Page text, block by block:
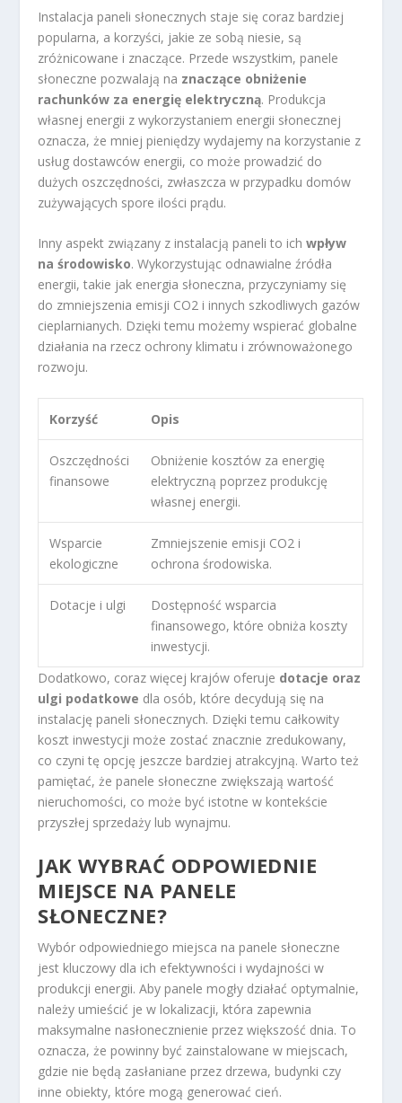
Instalacja paneli słonecznych staje się coraz bardziej
popularna, a korzyści, jakie ze sobą niesie, są
zróżnicowane i znaczące. Przede wszystkim, panele
słoneczne pozwalają na znaczące obniżenie
rachunków za energię elektryczną. Produkcja
własnej energii z wykorzystaniem energii słonecznej
oznacza, że mniej pieniędzy wydajemy na korzystanie z
usług dostawców energii, co może prowadzić do
dużych oszczędności, zwłaszcza w przypadku domów
zużywających spore ilości prądu.
Inny aspekt związany z instalacją paneli to ichwpływ
na środowisko. Wykorzystując odnawialne źródła
energii, takie jak energia słoneczna, przyczyniamy się
do zmniejszenia emisji CO2 i innych szkodliwych gazów
cieplarnianych. Dzięki temu możemy wspierać globalne
działania na rzecz ochrony klimatu i zrównoważonego
rozwoju.
Korzyść Opis
Oszczędności
finansowe
Obniżenie kosztów za energię
elektryczną poprzez produkcję
własnej energii.
Wsparcie
ekologiczne
Zmniejszenie emisji CO2 i
ochrona środowiska.
Dotacje i ulgi
Dostępność wsparcia
finansowego, które obniża koszty
inwestycji.
Dodatkowo, coraz więcej krajów oferuje dotacje oraz
ulgi podatkowe dla osób, które decydują się na
instalację paneli słonecznych. Dzięki temu całkowity
koszt inwestycji może zostać znacznie zredukowany,
co czyni tę opcję jeszcze bardziej atrakcyjną. Warto też
pamiętać, że panele słoneczne zwiększają wartość
nieruchomości, co może być istotne w kontekście
przyszłej sprzedaży lub wynajmu.
JAK WYBRAĆ ODPOWIEDNIE
MIEJSCE NA PANELE
SŁONECZNE?
Wybór odpowiedniego miejsca na panele słoneczne
jest kluczowy dla ich efektywności i wydajności w
produkcji energii. Aby panele mogły działać optymalnie,
należy umieścić je w lokalizacji, która zapewnia
maksymalne nasłonecznienie przez większość dnia. To
oznacza, że powinny być zainstalowane w miejscach,
gdzie nie będą zasłaniane przez drzewa, budynki czy
inne obiekty, które mogą generować cień.